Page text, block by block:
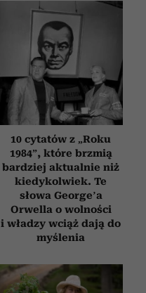
10 cytatów z „Roku
1984”, które brzmią
bardziej aktualnie niż
kiedykolwiek. Te
słowa George’a
Orwella o wolności
i władzy wciąż dają do
myślenia